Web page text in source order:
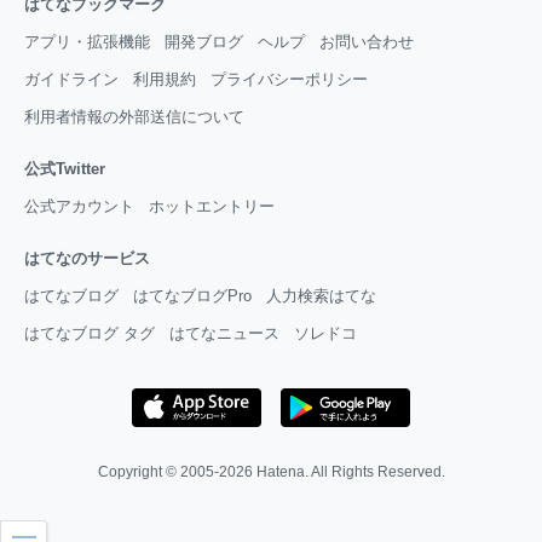
はてなブックマーク
アプリ・拡張機能 開発ブログ ヘルプ お問い合わせ
ガイドライン 利用規約 プライバシーポリシー
利用者情報の外部送信について
公式Twitter
公式アカウント ホットエントリー
はてなのサービス
はてなブログ はてなブログPro 人力検索はてな
はてなブログ タグ はてなニュース ソレドコ
Copyright © 2005-2026 Hatena. All Rights Reserved.